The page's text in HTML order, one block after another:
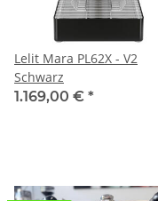
Lelit Mara PL62X - V2
Schwarz
1.169,00 € *